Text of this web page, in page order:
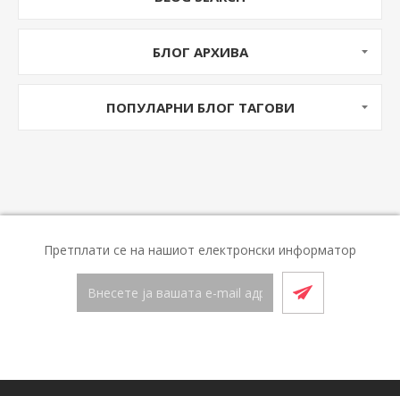
БЛОГ АРХИВА
ПОПУЛАРНИ БЛОГ ТАГОВИ
Претплати се на нашиот електронски информатор